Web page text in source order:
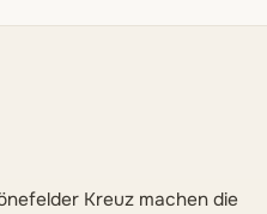
Kreuz machen die